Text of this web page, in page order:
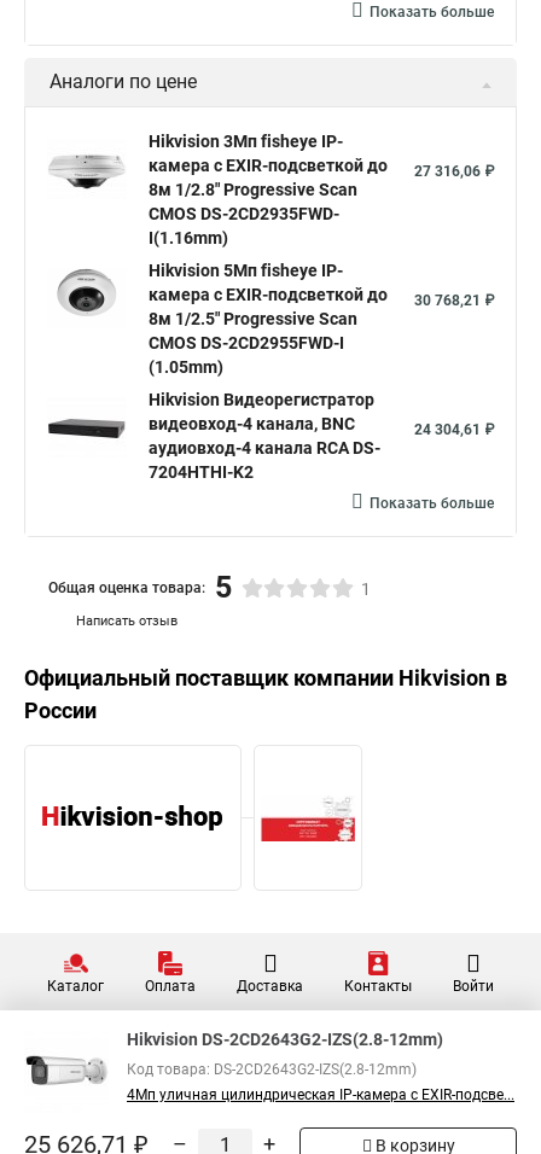
Показать больше
Аналоги по цене
Hikvision 3Мп fisheye IP-
камера c EXIR-подсветкой до
8м 1/2.8" Progressive Scan
CMOS DS-2CD2935FWD-
I(1.16mm)
27 316,06 ₽
Hikvision 5Мп fisheye IP-
камера c EXIR-подсветкой до
8м 1/2.5" Progressive Scan
CMOS DS-2CD2955FWD-I
(1.05mm)
30 768,21 ₽
Hikvision Видеорегистратор
видеовход-4 канала, BNC
аудиовход-4 канала RCA DS-
7204HTHI-K2
24 304,61 ₽
Показать больше
Написать отзыв
Общая оценка товара: 5 1
Официальный поставщик компании Hikvision в
России
Каталог Оплата Доставка Контакты Войти
Hikvision DS-2CD2643G2-IZS(2.8-12mm)
Код товара: DS-2CD2643G2-IZS(2.8-12mm)
4Мп уличная цилиндрическая IP-камера с EXIR-подсве...
25 626,71 ₽ – + В корзину